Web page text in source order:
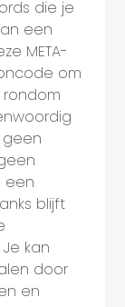
die je
een
META-
om
geen
een
blijft
kan
door
en